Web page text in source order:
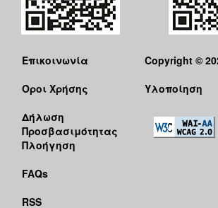
Επικοινωνία
Όροι Χρήσης
Δήλωση
Προσβασιμότητας
Πλοήγηση
FAQs
RSS
Copyright ©
Υλοποίηση